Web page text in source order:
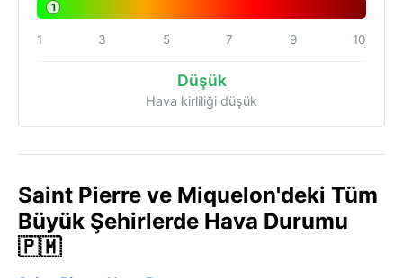
1
1 3 5 7 9 10
Düşük
Hava kirliliği düşük
Saint Pierre ve Miquelon'deki Tüm
Büyük Şehirlerde Hava Durumu
🇵🇲